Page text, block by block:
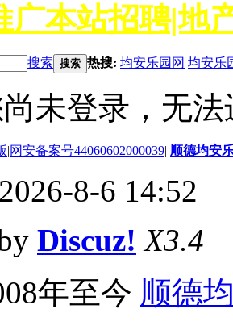
广本站招聘|地
搜索 搜索 热搜: 均安乐园网 均安乐
未登录，无
|网安备案号44060602000039| 顺德均安
8-6 14:52
Discuz! X3.4
年至今 顺德